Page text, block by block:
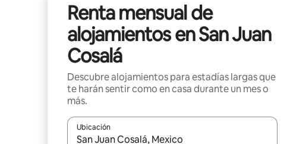
Renta mensual de
alojamientos en San Juan
Cosalá
Descubre alojamientos para estadías largas que
te harán sentir como en casa durante un mes o
más.
Ubicación
Cuando los resultados estén disponibles, navega con